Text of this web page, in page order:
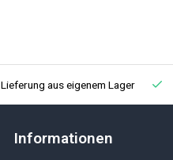
Lieferung aus eigenem Lager
Informationen